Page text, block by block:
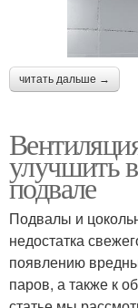
читать дальше →
улучшить
подвале
Подвалы и
недостатка
появлению
паров, а также к